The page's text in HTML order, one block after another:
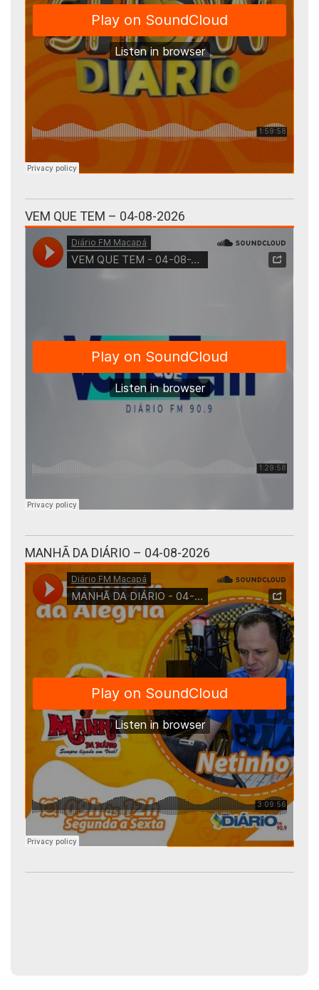
VEM QUE TEM – 04-08-2026
MANHÃ DA DIÁRIO – 04-08-2026